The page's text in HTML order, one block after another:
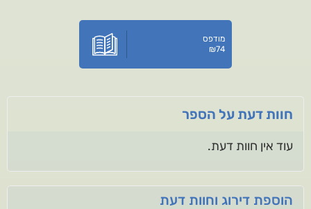
מודפס
₪74
חוות דעת על הספר
עוד אין חוות דעת.
הוספת דירוג וחוות דעת